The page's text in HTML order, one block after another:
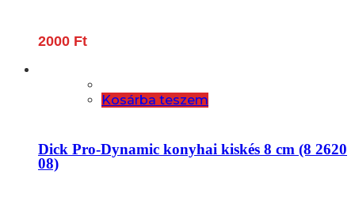
2000 Ft
Kosárba teszem
Dick Pro-Dynamic konyhai kiskés 8 cm (8 2620
08)